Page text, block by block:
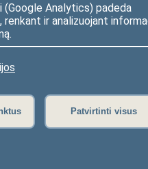
(Google Analytics) padeda
ir analizuojant
Patvirtinti visus
Paieška
Pirmininko
konferencija
Seimo Pirmininko
konferencija „Europos
Lietuvos Respublikos